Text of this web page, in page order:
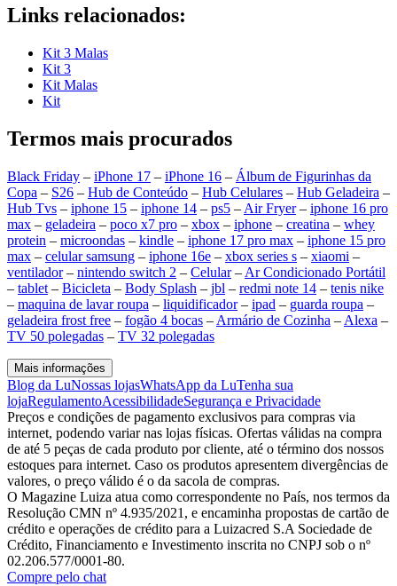
Links relacionados:
Kit 3 Malas
Kit 3
Kit Malas
Kit
Termos mais procurados
Black Friday – iPhone 17 – iPhone 16 – Álbum de Figurinhas da
Copa – S26 – Hub de Conteúdo – Hub Celulares – Hub Geladeira –
Hub Tvs – iphone 15 – iphone 14 – ps5 – Air Fryer– iphone 16 pro
max – geladeira – poco x7 pro – xbox – iphone – creatina – whey
protein – microondas – kindle – iphone 17 pro max – iphone 15 pro
max – celular samsung – iphone 16e – xbox series s – xiaomi –
ventilador– nintendo switch 2 – Celular– Ar Condicionado Portátil
– tablet – Bicicleta – Body Splash – jbl – redmi note 14 – tenis nike
– maquina de lavar roupa – liquidificador– ipad – guarda roupa –
geladeira frost free – fogão 4 bocas – Armário de Cozinha – Alexa –
TV 50 polegadas – TV 32 polegadas
Mais informações
Blog da LuNossas lojasWhatsApp da LuTenha sua
lojaRegulamentoAcessibilidadeSegurança e Privacidade
Preços e condições de pagamento exclusivos para compras via
internet, podendo variar nas lojas físicas. Ofertas válidas na compra
de até 5 peças de cada produto por cliente, até o término dos nossos
estoques para internet. Caso os produtos apresentem divergências de
valores, o preço válido é o da sacola de compras.
O Magazine Luiza atua como correspondente no País, nos termos da
Resolução CMN nº 4.935/2021, e encaminha propostas de cartão de
crédito e operações de crédito para a Luizacred S.A Sociedade de
Crédito, Financiamento e Investimento inscrita no CNPJ sob o nº
02.206.577/0001-80.
Compre pelo chat